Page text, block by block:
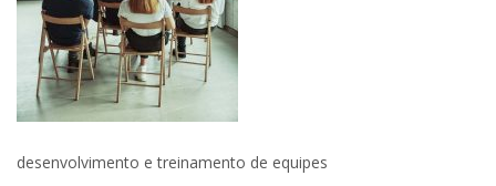
desenvolvimento e treinamento de equipes